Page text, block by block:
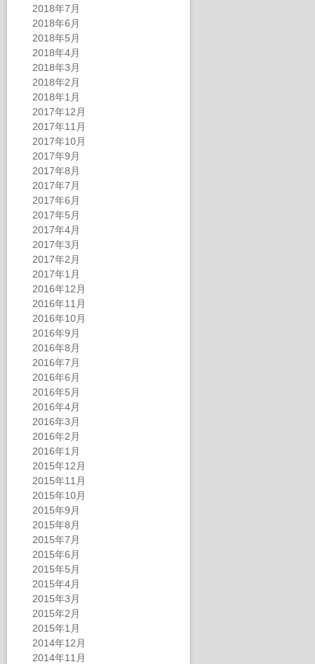
2018年7月
2018年6月
2018年5月
2018年4月
2018年3月
2018年2月
2018年1月
2017年12月
2017年11月
2017年10月
2017年9月
2017年8月
2017年7月
2017年6月
2017年5月
2017年4月
2017年3月
2017年2月
2017年1月
2016年12月
2016年11月
2016年10月
2016年9月
2016年8月
2016年7月
2016年6月
2016年5月
2016年4月
2016年3月
2016年2月
2016年1月
2015年12月
2015年11月
2015年10月
2015年9月
2015年8月
2015年7月
2015年6月
2015年5月
2015年4月
2015年3月
2015年2月
2015年1月
2014年12月
2014年11月